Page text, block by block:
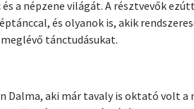
a népzene világát. A résztvevők
és olyanok is, akik
tánctudásukat.
Dalma, aki már tavaly is oktató volt a